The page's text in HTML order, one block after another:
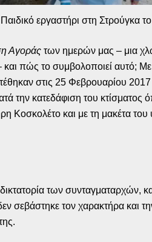
Παιδικό εργαστήρι στη Στρούγκα
Αγοράς των ημερών μας – μια
πώς το συμβολοποιεί αυτό;
στις 25 Φεβρουαρίου 2017
την κατεδάφιση του
Κοσκολέτο και με τη μακέτα
των
σεβάστηκε τον χαρακτήρα και